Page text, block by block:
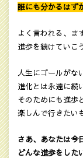
誰にも分かるはず
よく言われる、ま
進歩を続けていこ
人生にゴールがな
進化とは永遠に続
そのためにも進歩
楽しんで行きたい
さあ、あなたは今
どんな進歩をした